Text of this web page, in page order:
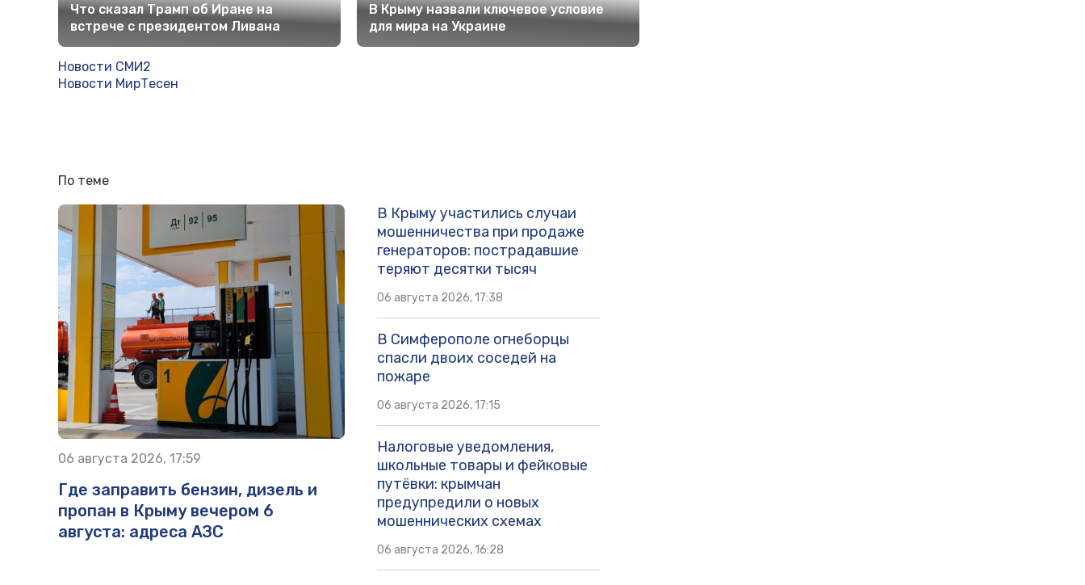
Что сказал Трамп об Иране на
встрече с президентом Ливана
В Крыму назвали ключевое условие
для мира на Украине
Новости СМИ2
Новости МирТесен
По теме
06 августа 2026, 17:59
Где заправить бензин, дизель и
пропан в Крыму вечером 6
августа: адреса АЗС
В Крыму участились случаи
мошенничества при продаже
генераторов: пострадавшие
теряют десятки тысяч
06 августа 2026, 17:38
В Симферополе огнеборцы
спасли двоих соседей на
пожаре
06 августа 2026, 17:15
Налоговые уведомления,
школьные товары и фейковые
путёвки: крымчан
предупредили о новых
мошеннических схемах
06 августа 2026, 16:28